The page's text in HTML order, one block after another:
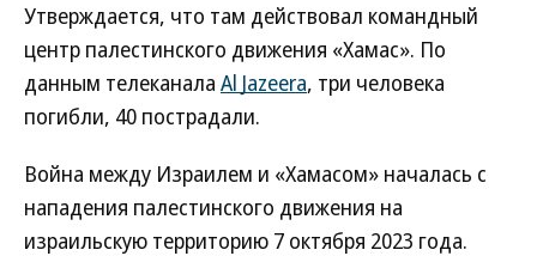
Утверждается, что там действовал командный
центр палестинского движения «Хамас». По
данным телеканала Al Jazeera, три человека
погибли, 40 пострадали.
Война между Израилем и «Хамасом» началась с
нападения палестинского движения на
израильскую территорию 7 октября 2023 года.